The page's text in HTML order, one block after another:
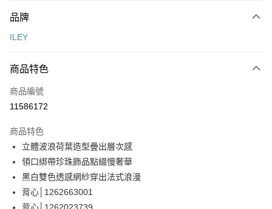
信用卡一次付款
3 期 0 利率 每期
合作金庫商業銀行
上海商業儲蓄銀行
臺灣中小企業銀行
匯豐（台灣）商業銀行
聯邦商業銀行
元大商業銀行
玉山商業銀行
台新國際商業銀行
超商取貨付款
LINE Pay
Apple Pay
街口支付
悠遊付
全盈+PAY
品牌
ILEY
商品特色
商品編號
11586172
商品特色
立體波浪荷葉造型疊出層次感
領口綁帶珍珠飾品點綴慢奢華
黑白雙色透感網紗穿出法式浪漫
背心│1262663001